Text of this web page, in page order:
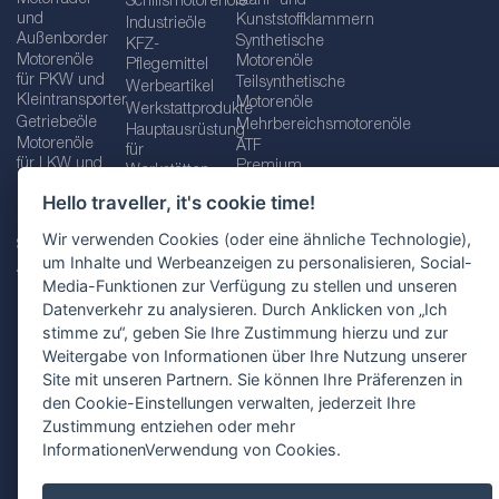
Hello traveller, it's cookie time!
Wir verwenden Cookies (oder eine ähnliche Technologie),
um Inhalte und Werbeanzeigen zu personalisieren, Social-
Media-Funktionen zur Verfügung zu stellen und unseren
Datenverkehr zu analysieren. Durch Anklicken von „Ich
stimme zu“, geben Sie Ihre Zustimmung hierzu und zur
Weitergabe von Informationen über Ihre Nutzung unserer
Site mit unseren Partnern. Sie können Ihre Präferenzen in
den Cookie-Einstellungen verwalten, jederzeit Ihre
Zustimmung entziehen oder mehr
InformationenVerwendung von Cookies.
und
Außenborder
Motorenöle
für PKW und
Kleintransporter
Getriebeöle
Motorenöle
für LKW und
Betriebs-
Serviceflüssigkeiten
Additive
Fette
Industrieöle
KFZ-
Pflegemittel
Werbeartikel
Werkstattprodukte
Hauptausrüstung
für
Werkstätten
Schraubenschlüssel
und
Schraubenschlüsselsätze
Zusätzliche
Werkzeuge
für
Werkstätten
Kunststoffklammern
Synthetische
Motorenöle
Teilsynthetische
Motorenöle
Mehrbereichsmotorenöle
ATF
Premium
Öle für
Getriebeöle
Impressum AGB
Datenschutzbestimmungen Standortauswahl